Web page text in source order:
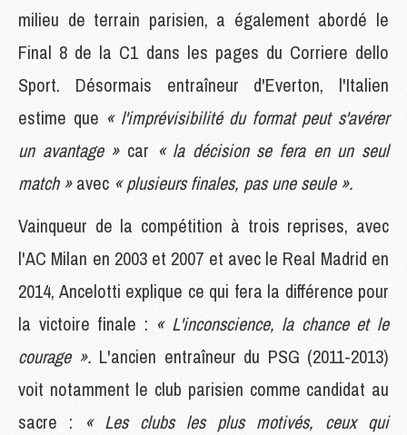
milieu de terrain parisien, a également abordé le
Final 8 de la C1 dans les pages du Corriere dello
Sport. Désormais entraîneur d'Everton, l'Italien
estime que « l'imprévisibilité du format peut s'avérer
un avantage »car « la décision se fera en un seul
match »avec « plusieurs finales, pas une seule ».
Vainqueur de la compétition à trois reprises, avec
l'AC Milan en 2003 et 2007 et avec le Real Madrid en
2014, Ancelotti explique ce qui fera la différence pour
la victoire finale : « L'inconscience, la chance et le
courage ». L'ancien entraîneur du PSG (2011-2013)
voit notamment le club parisien comme candidat au
sacre : « Les clubs les plus motivés, ceux qui